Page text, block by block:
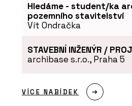
Hledáme - student/ka
pozemního stavitelství
Vít Ondračka
STAVEBNÍ INŽENÝR /
archibase s.r.o., Praha 5
VÍCE NABÍDEK